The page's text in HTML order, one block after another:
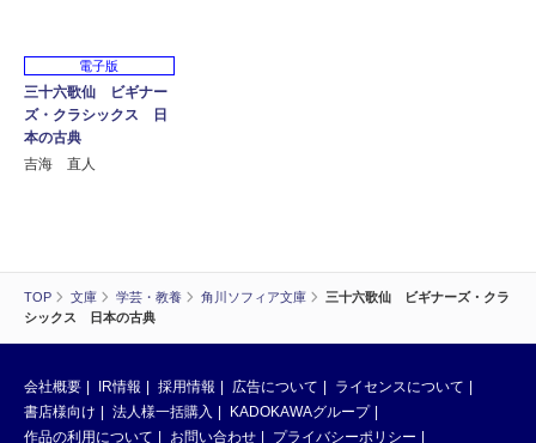
TOP 文庫 学芸・教養 角川ソフィア文庫
三十六歌仙 ビギナーズ・クラ
シックス 日本の古典
電子版
三十六歌仙 ビギナー
ズ・クラシックス 日
本の古典
吉海 直人
会社概要 IR情報 採用情報 広告について
ライセンスについて
書店様向け
法人様一括購入
KADOKAWAグループ
作品の利用について
お問い合わせ プライバシーポリシー